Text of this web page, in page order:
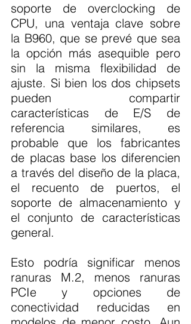
soporte de overclocking de
CPU, una ventaja clave sobre
la B960, que se prevé que sea
la opción más asequible pero
sin la misma flexibilidad de
ajuste. Si bien los dos chipsets
pueden compartir
características de E/S de
referencia similares, es
probable que los fabricantes
de placas base los diferencien
a través del diseño de la placa,
el recuento de puertos, el
soporte de almacenamiento y
el conjunto de características
general.
Esto podría significar menos
ranuras M.2, menos ranuras
PCIe y opciones de
conectividad reducidas en